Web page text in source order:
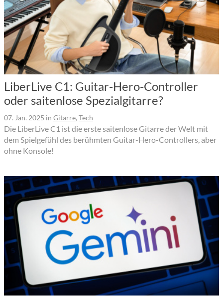
LiberLive C1: Guitar-Hero-Controller
oder saitenlose Spezialgitarre?
07. Jan. 2025 in Gitarre, Tech
Die LiberLive C1 ist die erste saitenlose Gitarre der Welt mit
dem Spielgefühl des berühmten Guitar-Hero-Controllers, aber
ohne Konsole!